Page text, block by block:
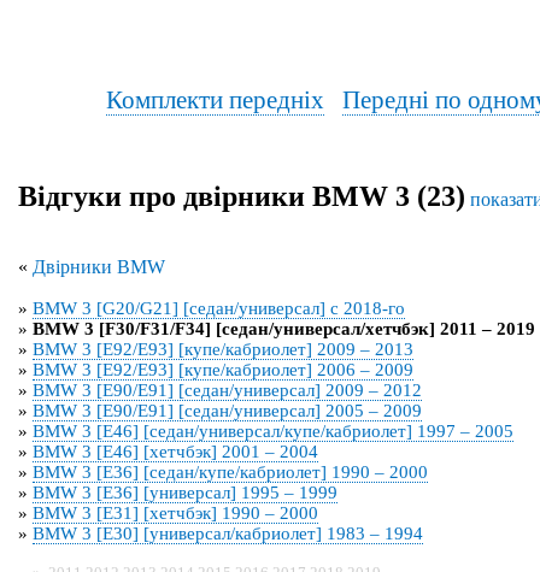
Комплекти передніх Передні по
Відгуки про двірники BMW 3 (23)
« Двірники BMW
» BMW 3 [G20/G21] [седан/универсал] с 2018-го
» BMW 3 [F30/F31/F34] [седан/универсал/хетчбэк] 2011 – 2019
» BMW 3 [E92/E93] [купе/кабриолет] 2009 – 2013
» BMW 3 [E92/E93] [купе/кабриолет] 2006 – 2009
» BMW 3 [E90/E91] [седан/универсал] 2009 – 2012
» BMW 3 [E90/E91] [седан/универсал] 2005 – 2009
» BMW 3 [E46] [седан/универсал/купе/кабриолет] 1997 – 2005
» BMW 3 [E46] [хетчбэк] 2001 – 2004
» BMW 3 [E36] [седан/купе/кабриолет] 1990 – 2000
» BMW 3 [E36] [универсал] 1995 – 1999
» BMW 3 [E31] [хетчбэк] 1990 – 2000
» BMW 3 [E30] [универсал/кабриолет] 1983 – 1994